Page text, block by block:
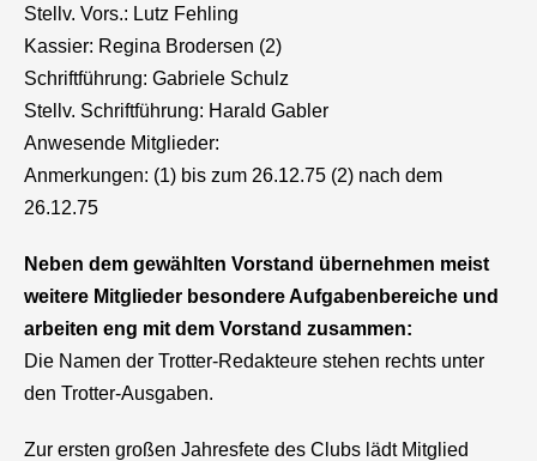
Stellv. Vors.: Lutz Fehling
Kassier: Regina Brodersen (2)
Schriftführung: Gabriele Schulz
Stellv. Schriftführung: Harald Gabler
Anwesende Mitglieder:
Anmerkungen: (1) bis zum 26.12.75 (2) nach dem
26.12.75
Neben dem gewählten Vorstand übernehmen meist
weitere Mitglieder besondere Aufgabenbereiche und
arbeiten eng mit dem Vorstand zusammen:
Die Namen der Trotter-Redakteure stehen rechts unter
den Trotter-Ausgaben.
Zur ersten großen Jahresfete des Clubs lädt Mitglied